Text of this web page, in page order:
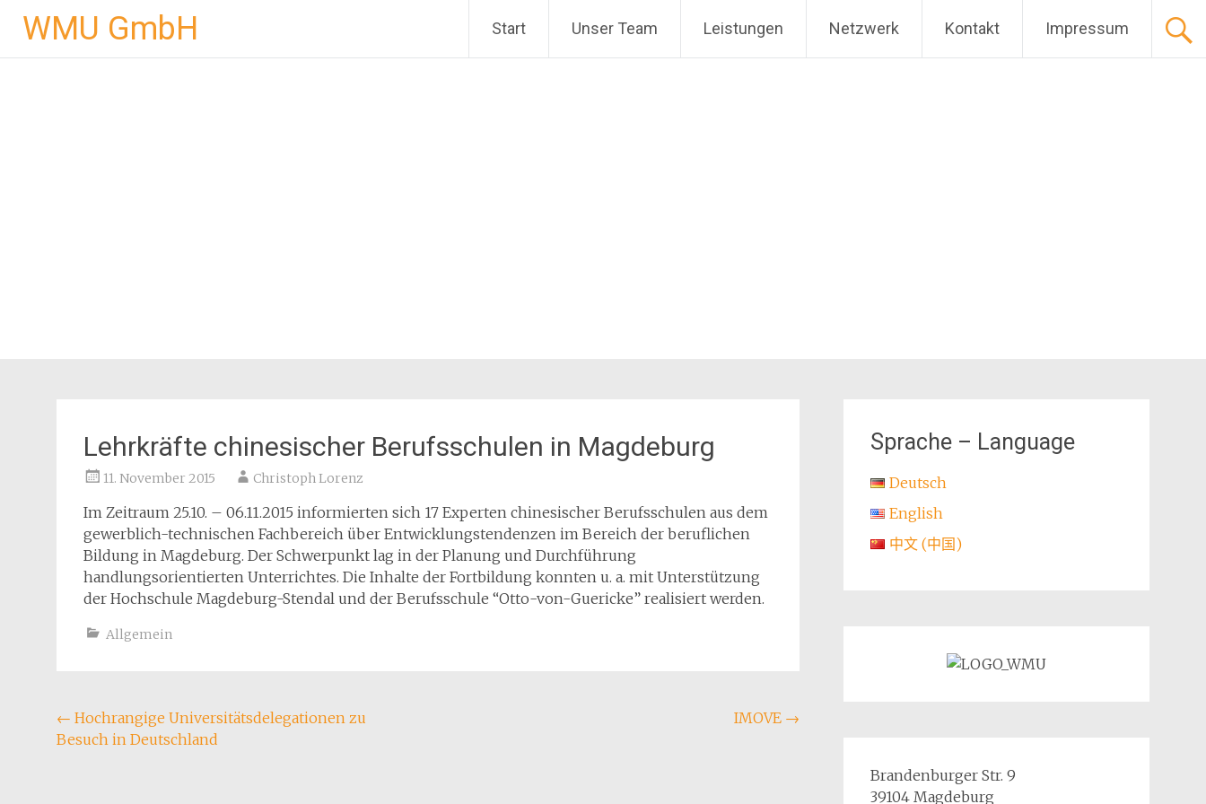
Inhalt
springen
WMU GmbH Start Unser Team Leistungen Netzwerk Kontakt Impressum
Lehrkräfte chinesischer Berufsschulen in Magdeburg
11. November 2015 Christoph Lorenz
Im Zeitraum 25.10. – 06.11.2015 informierten sich 17 Experten chinesischer Berufsschulen aus dem
gewerblich-technischen Fachbereich über Entwicklungstendenzen im Bereich der beruflichen
Bildung in Magdeburg. Der Schwerpunkt lag in der Planung und Durchführung
handlungsorientierten Unterrichtes. Die Inhalte der Fortbildung konnten u. a. mit Unterstützung
der Hochschule Magdeburg-Stendal und der Berufsschule “Otto-von-Guericke” realisiert werden.
Allgemein
Beitragsnavigation
← Hochrangige Universitätsdelegationen zu
Besuch in Deutschland
IMOVE →
Sprache – Language
Deutsch
English
中文 (中国)
Brandenburger Str. 9
39104 Magdeburg